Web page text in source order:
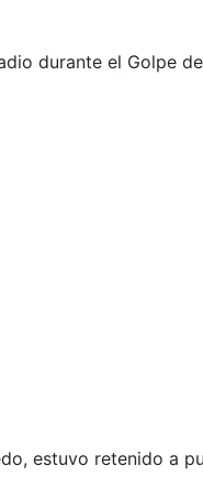
durante el Golpe
estuvo retenido a